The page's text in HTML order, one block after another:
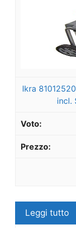
Ikra
incl.
Leggi tutto